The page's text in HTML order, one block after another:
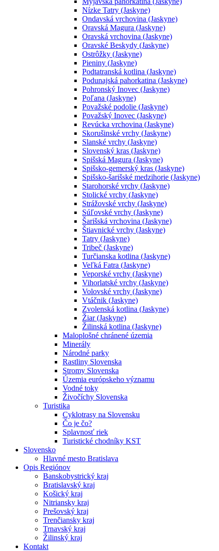
Nízke Tatry (Jaskyne)
Ondavská vrchovina (Jaskyne)
Oravská Magura (Jaskyne)
Oravská vrchovina (Jaskyne)
Oravské Beskydy (Jaskyne)
Ostrôžky (Jaskyne)
Pieniny (Jaskyne)
Podtatranská kotlina (Jaskyne)
Podunajská pahorkatina (Jaskyne)
Pohronský Inovec (Jaskyne)
Poľana (Jaskyne)
Považské podolie (Jaskyne)
Považský Inovec (Jaskyne)
Revúcka vrchovina (Jaskyne)
Skorušinské vrchy (Jaskyne)
Slanské vrchy (Jaskyne)
Slovenský kras (Jaskyne)
Spišská Magura (Jaskyne)
Spišsko-gemerský kras (Jaskyne)
Spišsko-šarišské medzihorie (Jaskyne)
Starohorské vrchy (Jaskyne)
Stolické vrchy (Jaskyne)
Strážovské vrchy (Jaskyne)
Súľovské vrchy (Jaskyne)
Šarišská vrchovina (Jaskyne)
Štiavnické vrchy (Jaskyne)
Tatry (Jaskyne)
Tribeč (Jaskyne)
Turčianska kotlina (Jaskyne)
Veľká Fatra (Jaskyne)
Veporské vrchy (Jaskyne)
Vihorlatské vrchy (Jaskyne)
Volovské vrchy (Jaskyne)
Vtáčnik (Jaskyne)
Zvolenská kotlina (Jaskyne)
Žiar (Jaskyne)
Žilinská kotlina (Jaskyne)
Maloplošné chránené územia
Minerály
Národné parky
Rastliny Slovenska
Stromy Slovenska
Územia európskeho významu
Vodné toky
Živočíchy Slovenska
Turistika
Cyklotrasy na Slovensku
Čo je čo?
Splavnosť riek
Turistické chodníky KST
Slovensko
Hlavné mesto Bratislava
Opis Regiónov
Banskobystrický kraj
Bratislavský kraj
Košický kraj
Nitriansky kraj
Prešovský kraj
Trenčiansky kraj
Trnavský kraj
Žilinský kraj
Kontakt